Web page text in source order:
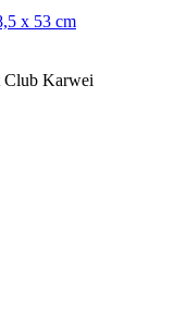
x 53 cm
Club Karwei